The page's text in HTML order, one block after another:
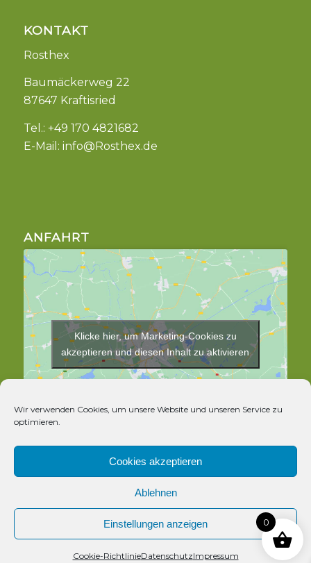
Wir verwenden Cookies, um unsere Website und unseren Service zu
optimieren.
Cookies akzeptieren
Ablehnen
Einstellungen anzeigen
Cookie-RichtlinieDatenschutzImpressum
KONTAKT
Rosthex
Baumäckerweg 22
87647 Kraftisried
Tel.: +49 170 4821682
E-Mail: info@Rosthex.de
ANFAHRT
Klicke hier, um Marketing-Cookies zu
akzeptieren und diesen Inhalt zu aktivieren
Vertrag widerrufen
0
Kontakt